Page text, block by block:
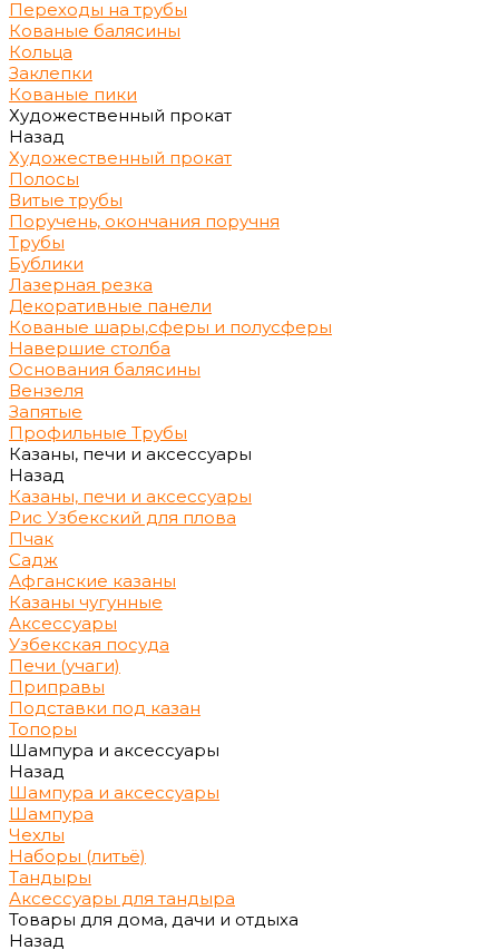
Переходы на трубы
Кованые балясины
Кольца
Заклепки
Кованые пики
Художественный прокат
Назад
Художественный прокат
Полосы
Витые трубы
Поручень, окончания поручня
Трубы
Бублики
Лазерная резка
Декоративные панели
Кованые шары,сферы и полусферы
Навершие столба
Основания балясины
Вензеля
Запятые
Профильные Трубы
Казаны, печи и аксессуары
Назад
Казаны, печи и аксессуары
Рис Узбекский для плова
Пчак
Садж
Афганские казаны
Казаны чугунные
Аксессуары
Узбекская посуда
Печи (учаги)
Приправы
Подставки под казан
Топоры
Шампура и аксессуары
Назад
Шампура и аксессуары
Шампура
Чехлы
Наборы (литьё)
Тандыры
Аксессуары для тандыра
Товары для дома, дачи и отдыха
Назад